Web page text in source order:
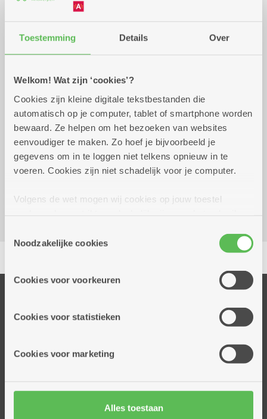
Toestemming Details Over
Welkom! Wat zijn ‘cookies’?
Cookies zijn kleine digitale tekstbestanden die
automatisch op je computer, tablet of smartphone worden
bewaard. Ze helpen om het bezoeken van websites
eenvoudiger te maken. Zo hoef je bijvoorbeeld je
gegevens om in te loggen niet telkens opnieuw in te
voeren. Cookies zijn niet schadelijk voor je computer.
Volgens de wet mogen wij cookies op jouw toestel
cookies hebben we jouw toestemming nodig. Sommige
cookies worden geplaatst door derde partijen die een
informatie over jouw (geanonimiseerd) gebruik van onze
partners kunnen deze gegevens combineren met andere
Noodzakelijke cookies
Cookies voor voorkeuren
Cookies voor statistieken
Cookies voor marketing
Alles toestaan
Praktisch
woensdag 30 september
2026
uur
Gratis
Reserveer vervoer
Dienstencentrum De Vrijgeweide
2140 Borgerhout
Delen
Thuisdiensten
Assistentiewoningen
Financieel comfort
Mijn Zorgbedrijf